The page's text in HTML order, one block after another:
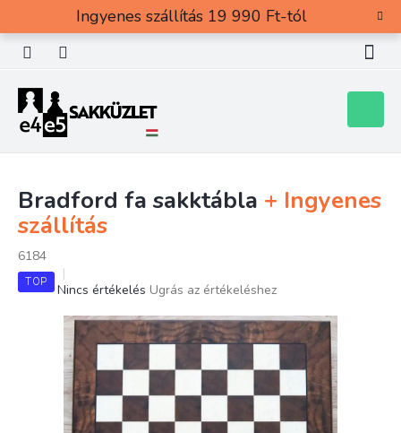
tartalomhoz
Ingyenes szállítás 19 990 Ft-tól
Bradford fa sakktábla + Ingyenes
szállítás
6184
TOP
A
átlagos
értékelése
5-
ből
0,0
csillag.
Nincs értékelés Ugrás az értékeléshez